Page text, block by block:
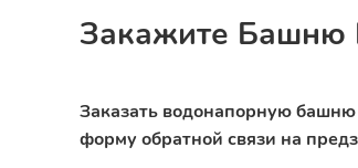
Закажите Башню
Заказать водонапорную
форму обратной связи на